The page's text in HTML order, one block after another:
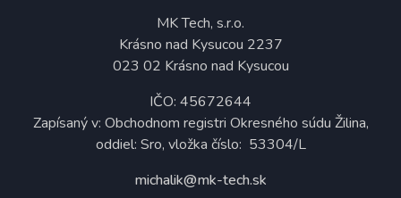
MK Tech, s.r.o.
Krásno nad Kysucou 2237
023 02 Krásno nad Kysucou
IČO: 45672644
Zapísaný v: Obchodnom registri Okresného súdu Žilina,
oddiel: Sro, vložka číslo: 53304/L
michalik@mk-tech.sk